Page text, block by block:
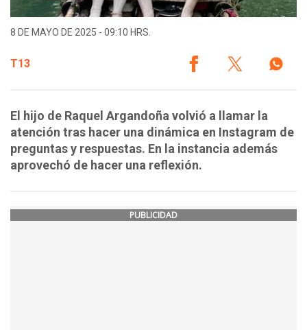
8 DE MAYO DE 2025 - 09:10 HRS.
T13
El hijo de Raquel Argandoña volvió a llamar la
atención tras hacer una dinámica en Instagram de
preguntas y respuestas. En la instancia además
aprovechó de hacer una reflexión.
PUBLICIDAD